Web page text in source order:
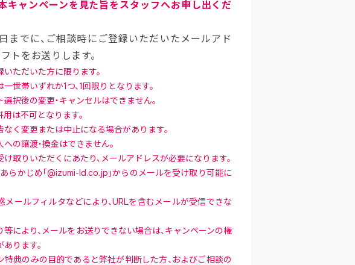
キャンペーンを見た旨をスタッフへお申し出くだ
までに、ご相談時にご登録いただいたメールアド
トをお送りします。
ただいた方に限ります。
世帯いずれか1つ、1回限りとなります。
択後の変更・キャンセルはできません。
は不可となります。
く変更または中止になる場合があります。
の譲渡・換金はできません。
取りいただくにあたり、メールアドレスが必要になります。
らかじめ「@izumi-ld.co.jp」からのメールを受け取り可能に
メールフィルタなどにより、URLを含むメールが受信できな
により、メールをお送りできない場合は、キャンペーンの権
ります。
特典のみの目的であると弊社が判断した方、およびご相談の